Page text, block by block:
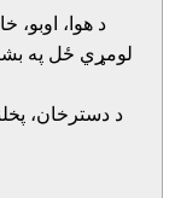
لومړي ځل په
د دسترخان،